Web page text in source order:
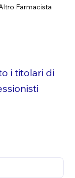
Farmacista
i titolari di